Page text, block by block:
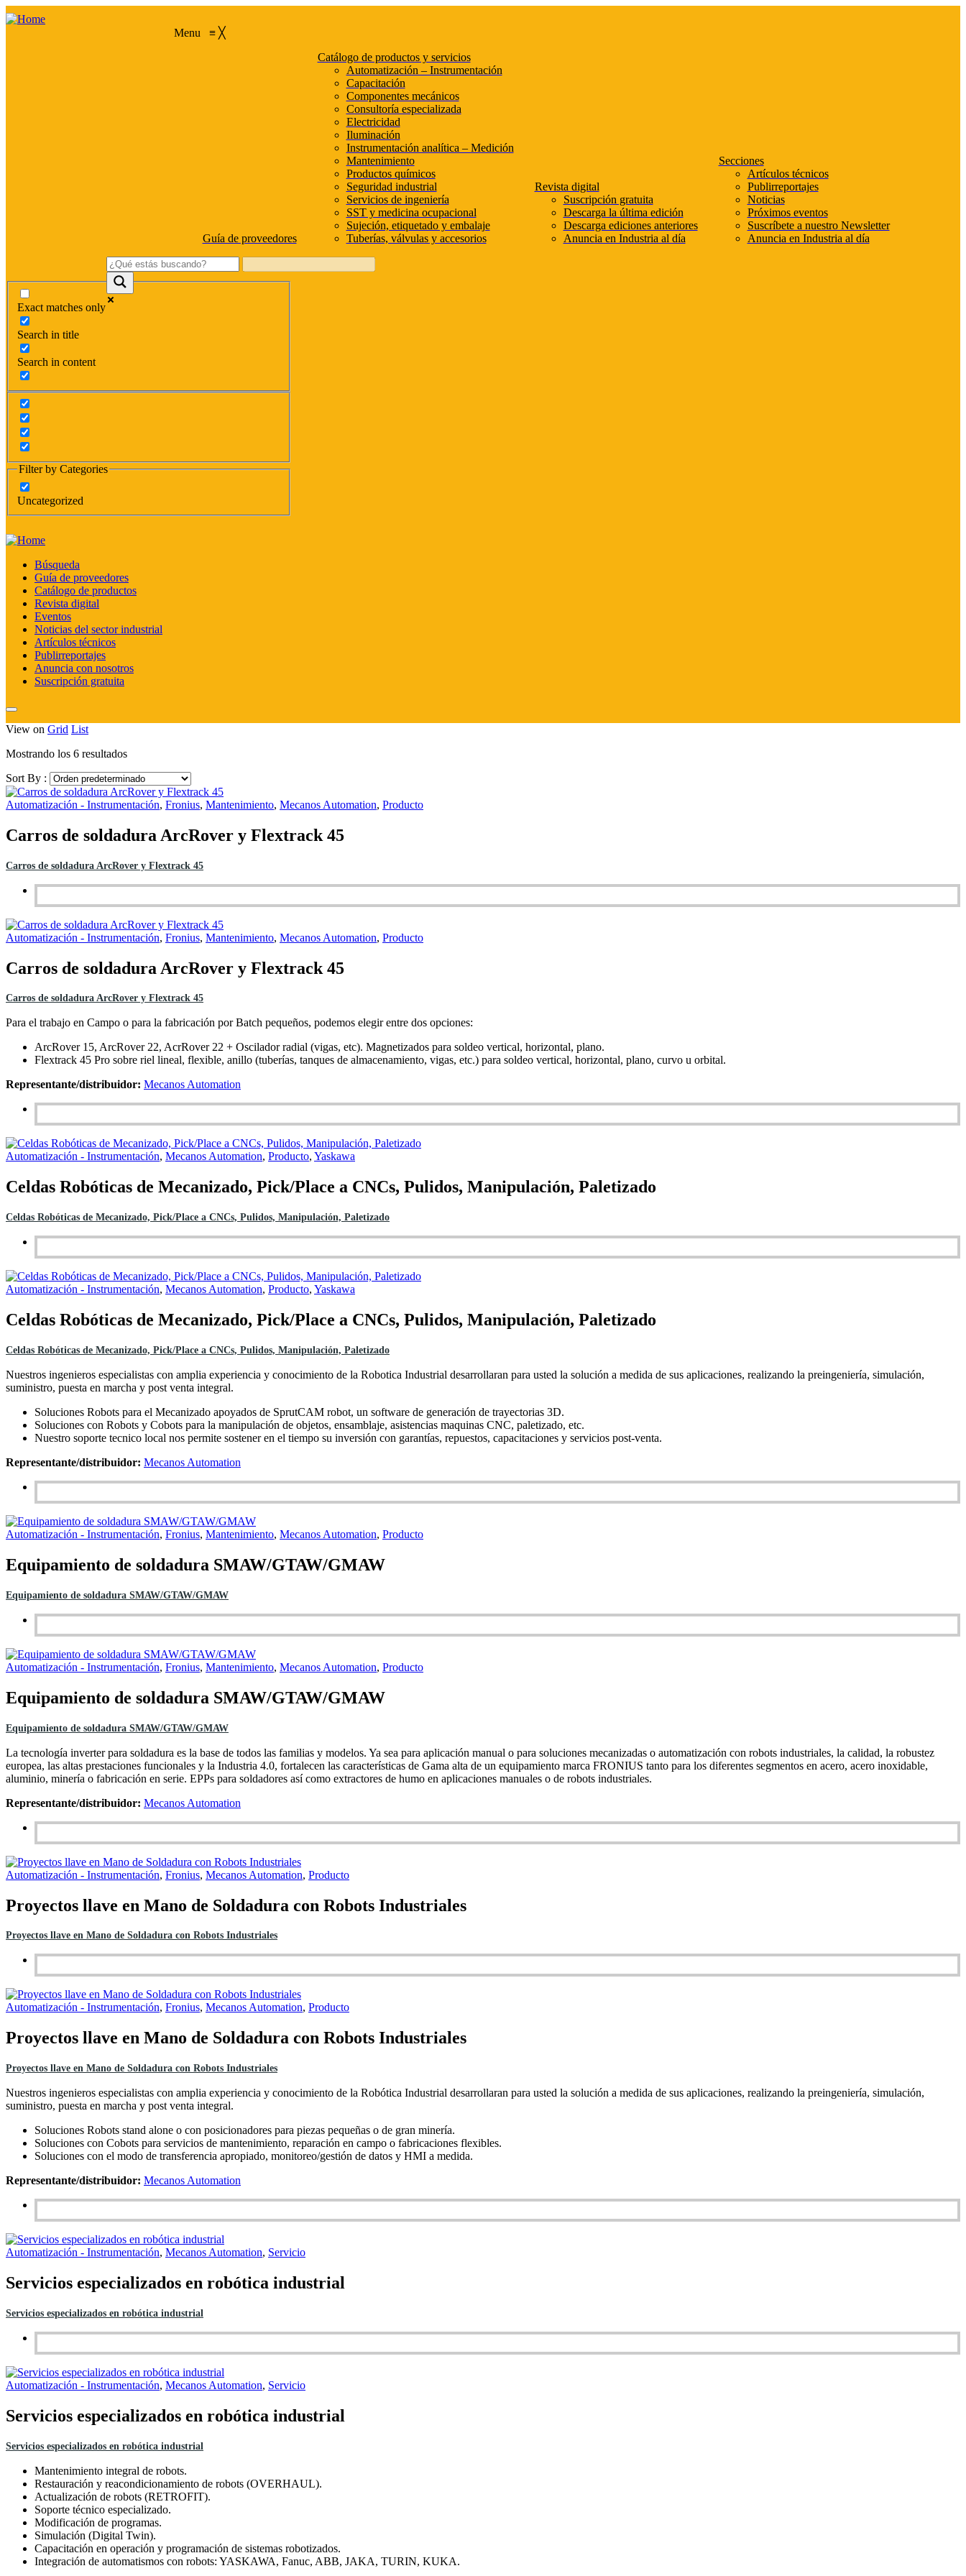
Menu ≡ ╳
Guía de proveedores
Catálogo de productos y servicios
Automatización – Instrumentación
Capacitación
Componentes mecánicos
Consultoría especializada
Electricidad
Iluminación
Instrumentación analítica – Medición
Mantenimiento
Productos químicos
Seguridad industrial
Servicios de ingeniería
SST y medicina ocupacional
Sujeción, etiquetado y embalaje
Tuberías, válvulas y accesorios
Revista digital
Suscripción gratuita
Descarga la última edición
Descarga ediciones anteriores
Anuncia en Industria al día
Secciones
Artículos técnicos
Publirreportajes
Noticias
Próximos eventos
Suscríbete a nuestro Newsletter
Anuncia en Industria al día
Exact matches only
Search in title
Search in content
Filter by Categories
Uncategorized
Búsqueda
Guía de proveedores
Catálogo de productos
Revista digital
Eventos
Noticias del sector industrial
Artículos técnicos
Publirreportajes
Anuncia con nosotros
Suscripción gratuita
View on Grid List
Mostrando los 6 resultados
Sort By :
Automatización - Instrumentación, Fronius, Mantenimiento, Mecanos Automation, Producto
Carros de soldadura ArcRover y Flextrack 45
Carros de soldadura ArcRover y Flextrack 45
Automatización - Instrumentación, Fronius, Mantenimiento, Mecanos Automation, Producto
Carros de soldadura ArcRover y Flextrack 45
Carros de soldadura ArcRover y Flextrack 45
Para el trabajo en Campo o para la fabricación por Batch pequeños, podemos elegir entre dos opciones:
ArcRover 15, ArcRover 22, AcrRover 22 + Oscilador radial (vigas, etc). Magnetizados para soldeo vertical, horizontal, plano.
Flextrack 45 Pro sobre riel lineal, flexible, anillo (tuberías, tanques de almacenamiento, vigas, etc.) para soldeo vertical, horizontal, plano, curvo u orbital.
Representante/distribuidor: Mecanos Automation
Automatización - Instrumentación, Mecanos Automation, Producto, Yaskawa
Celdas Robóticas de Mecanizado, Pick/Place a CNCs, Pulidos, Manipulación, Paletizado
Celdas Robóticas de Mecanizado, Pick/Place a CNCs, Pulidos, Manipulación, Paletizado
Automatización - Instrumentación, Mecanos Automation, Producto, Yaskawa
Celdas Robóticas de Mecanizado, Pick/Place a CNCs, Pulidos, Manipulación, Paletizado
Celdas Robóticas de Mecanizado, Pick/Place a CNCs, Pulidos, Manipulación, Paletizado
Nuestros ingenieros especialistas con amplia experiencia y conocimiento de la Robotica Industrial desarrollaran para usted la solución a medida de sus aplicaciones, realizando la preingeniería, simulación,
suministro, puesta en marcha y post venta integral.
Soluciones Robots para el Mecanizado apoyados de SprutCAM robot, un software de generación de trayectorias 3D.
Soluciones con Robots y Cobots para la manipulación de objetos, ensamblaje, asistencias maquinas CNC, paletizado, etc.
Nuestro soporte tecnico local nos permite sostener en el tiempo su inversión con garantías, repuestos, capacitaciones y servicios post-venta.
Representante/distribuidor: Mecanos Automation
Automatización - Instrumentación, Fronius, Mantenimiento, Mecanos Automation, Producto
Equipamiento de soldadura SMAW/GTAW/GMAW
Equipamiento de soldadura SMAW/GTAW/GMAW
Automatización - Instrumentación, Fronius, Mantenimiento, Mecanos Automation, Producto
Equipamiento de soldadura SMAW/GTAW/GMAW
Equipamiento de soldadura SMAW/GTAW/GMAW
La tecnología inverter para soldadura es la base de todos las familias y modelos. Ya sea para aplicación manual o para soluciones mecanizadas o automatización con robots industriales, la calidad, la robustez
europea, las altas prestaciones funcionales y la Industria 4.0, fortalecen las características de Gama alta de un equipamiento marca FRONIUS tanto para los diferentes segmentos en acero, acero inoxidable,
aluminio, minería o fabricación en serie. EPPs para soldadores así como extractores de humo en aplicaciones manuales o de robots industriales.
Representante/distribuidor: Mecanos Automation
Automatización - Instrumentación, Fronius, Mecanos Automation, Producto
Proyectos llave en Mano de Soldadura con Robots Industriales
Proyectos llave en Mano de Soldadura con Robots Industriales
Automatización - Instrumentación, Fronius, Mecanos Automation, Producto
Proyectos llave en Mano de Soldadura con Robots Industriales
Proyectos llave en Mano de Soldadura con Robots Industriales
Nuestros ingenieros especialistas con amplia experiencia y conocimiento de la Robótica Industrial desarrollaran para usted la solución a medida de sus aplicaciones, realizando la preingeniería, simulación,
suministro, puesta en marcha y post venta integral.
Soluciones Robots stand alone o con posicionadores para piezas pequeñas o de gran minería.
Soluciones con Cobots para servicios de mantenimiento, reparación en campo o fabricaciones flexibles.
Soluciones con el modo de transferencia apropiado, monitoreo/gestión de datos y HMI a medida.
Representante/distribuidor: Mecanos Automation
Automatización - Instrumentación, Mecanos Automation, Servicio
Servicios especializados en robótica industrial
Servicios especializados en robótica industrial
Automatización - Instrumentación, Mecanos Automation, Servicio
Servicios especializados en robótica industrial
Servicios especializados en robótica industrial
Mantenimiento integral de robots.
Restauración y reacondicionamiento de robots (OVERHAUL).
Actualización de robots (RETROFIT).
Soporte técnico especializado.
Modificación de programas.
Simulación (Digital Twin).
Capacitación en operación y programación de sistemas robotizados.
Integración de automatismos con robots: YASKAWA, Fanuc, ABB, JAKA, TURIN, KUKA.